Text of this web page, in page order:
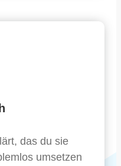
das du sie
umsetzen